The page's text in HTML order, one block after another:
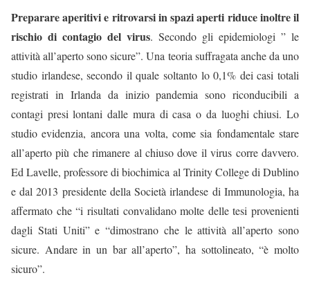
Preparare aperitivi e ritrovarsi in spazi aperti riduce inoltre il
rischio di contagio del virus. Secondo gli epidemiologi ” le
attività all’aperto sono sicure”. Una teoria suffragata anche da uno
studio irlandese, secondo il quale soltanto lo 0,1% dei casi totali
registrati in Irlanda da inizio pandemia sono riconducibili a
contagi presi lontani dalle mura di casa o da luoghi chiusi. Lo
studio evidenzia, ancora una volta, come sia fondamentale stare
all’aperto più che rimanere al chiuso dove il virus corre davvero.
Ed Lavelle, professore di biochimica al Trinity College di Dublino
e dal 2013 presidente della Società irlandese di Immunologia, ha
affermato che “i risultati convalidano molte delle tesi provenienti
dagli Stati Uniti” e “dimostrano che le attività all’aperto sono
sicure. Andare in un bar all’aperto”, ha sottolineato, “è molto
sicuro”.